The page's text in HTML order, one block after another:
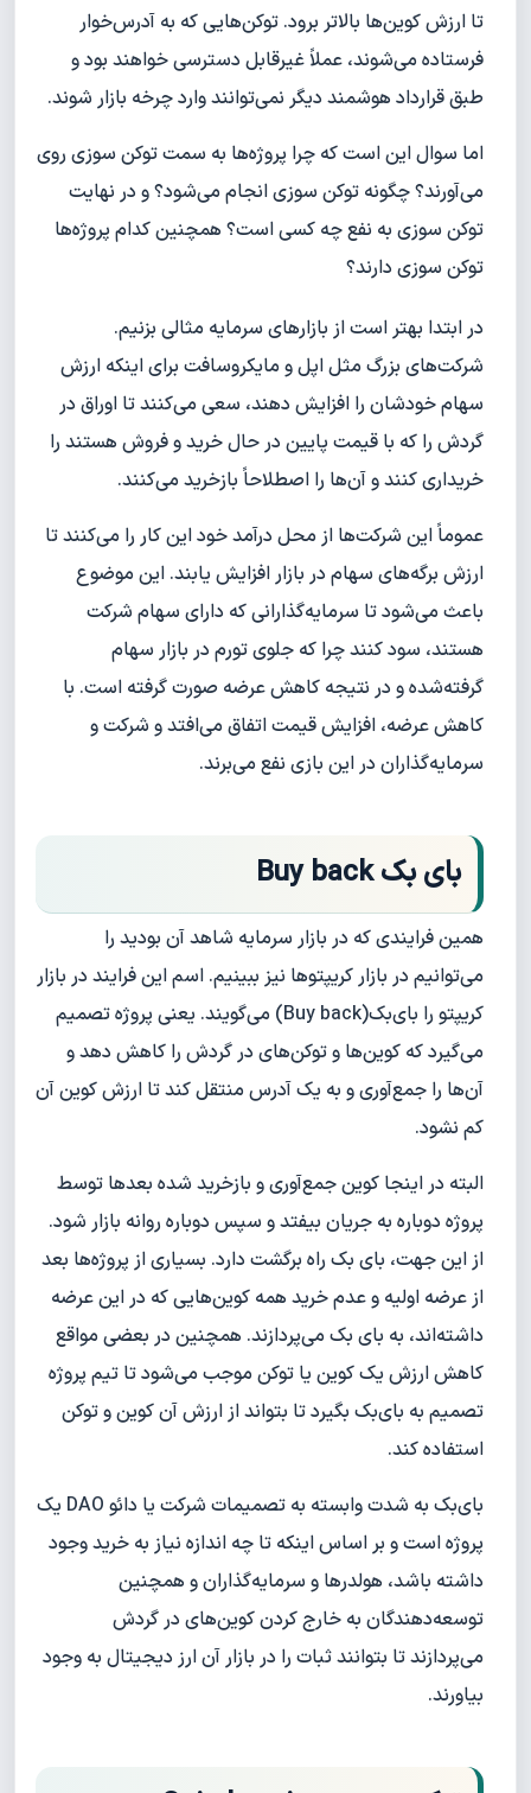
تا ارزش کوین‌ها بالاتر برود. توکن‌هایی که به آدرس‌خوار
فرستاده می‌شوند، عملاً غیرقابل دسترسی خواهند بود و
طبق قرارداد هوشمند دیگر نمی‌توانند وارد چرخه بازار شوند.
اما سوال این است که چرا پروژه‌ها به سمت توکن سوزی روی
می‌آورند؟ چگونه توکن سوزی انجام می‌شود؟ و در نهایت
توکن سوزی به نفع چه کسی است؟ همچنین کدام پروژه‌ها
توکن سوزی دارند؟
در ابتدا بهتر است از بازارهای سرمایه مثالی بزنیم.
شرکت‌های بزرگ مثل اپل و مایکروسافت برای اینکه ارزش
سهام خودشان را افزایش دهند، سعی می‌کنند تا اوراق در
گردش را که با قیمت پایین در حال خرید و فروش هستند را
خریداری کنند و آن‌ها را اصطلاحاً بازخرید می‌کنند.
عموماً این شرکت‌ها از محل درآمد خود این کار را می‌کنند تا
ارزش برگه‌های سهام در بازار افزایش یابند. این موضوع
باعث می‌شود تا سرمایه‌گذارانی که دارای سهام شرکت
هستند، سود کنند چرا که جلوی تورم در بازار سهام
گرفته‌شده و در نتیجه کاهش عرضه صورت گرفته است. با
کاهش عرضه، افزایش قیمت اتفاق می‌افتد و شرکت و
سرمایه‌گذاران در این بازی نفع می‌برند.
بای بک Buy back
همین فرایندی که در بازار سرمایه شاهد آن بودید را
می‌توانیم در بازار کریپتوها نیز ببینیم. اسم این فرایند در بازار
کریپتو را بای‌بک(Buy back) می‌گویند. یعنی پروژه تصمیم
می‌گیرد که کوین‌ها و توکن‌های در گردش را کاهش دهد و
آن‌ها را جمع‌آوری و به یک آدرس منتقل کند تا ارزش کوین آن
کم نشود.
البته در اینجا کوین جمع‌آوری و بازخرید شده بعدها توسط
پروژه دوباره به جریان بیفتد و سپس دوباره روانه بازار شود.
از این جهت، بای بک راه برگشت دارد. بسیاری از پروژه‌ها بعد
از عرضه اولیه و عدم خرید همه کوین‌هایی که در این عرضه
داشته‌اند، به بای بک می‌پردازند. همچنین در بعضی مواقع
کاهش ارزش یک کوین یا توکن موجب می‌شود تا تیم پروژه
تصمیم به بای‌بک بگیرد تا بتواند از ارزش آن کوین و توکن
استفاده کند.
بای‌بک به شدت وابسته به تصمیمات شرکت یا دائو DAO یک
پروژه است و بر اساس اینکه تا چه اندازه نیاز به خرید وجود
داشته باشد، هولدرها و سرمایه‌گذاران و همچنین
توسعه‌دهندگان به خارج کردن کوین‌های در گردش
می‌پردازند تا بتوانند ثبات را در بازار آن ارز دیجیتال به وجود
بیاورند.